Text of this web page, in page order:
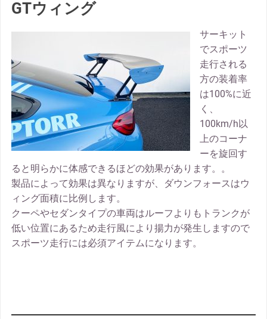
GTウィング
サーキット
でスポーツ
走行される
方の装着率
は100%に近
く、
100km/h以
上のコーナ
ーを旋回す
ると明らかに体感できるほどの効果があります。。
製品によって効果は異なりますが、ダウンフォースはウ
ィング面積に比例します。
クーペやセダンタイプの車両はルーフよりもトランクが
低い位置にあるため走行風により揚力が発生しますので
スポーツ走行には必須アイテムになります。